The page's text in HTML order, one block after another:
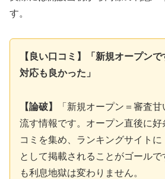
す。
【良い口コミ】「新規オープンで
対応も良かった」
【論破】
「新規オープン＝審査
流す情報です。オープン直後に好
コミを集め、ランキングサイトに
として掲載されることがゴール
も利息地獄は変わりません。